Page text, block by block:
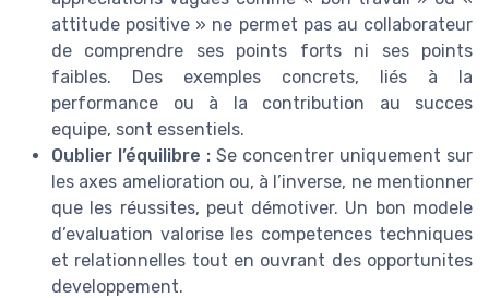
attitude positive » ne permet pas au collaborateur
de comprendre ses points forts ni ses points
faibles. Des exemples concrets, liés à la
performance ou à la contribution au succes
equipe, sont essentiels.
Oublier l’équilibre : Se concentrer uniquement sur
les axes amelioration ou, à l’inverse, ne mentionner
que les réussites, peut démotiver. Un bon modele
d’evaluation valorise les competences techniques
et relationnelles tout en ouvrant des opportunites
developpement.